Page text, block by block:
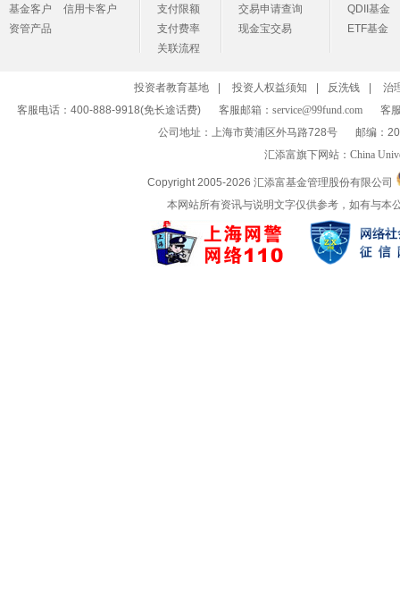
基金客户
信用卡客户
资管产品
支付限额
支付费率
关联流程
交易申请查询
现金宝交易
QDII基金
ETF基金
投资者教育基地 投资人权益须知 反洗钱
治
客服电话：400-888-9918(免长途话费)
客服邮箱：service@99fund.com
客
公司地址：上海市黄浦区外马路728号
邮编：
汇添富旗下网站：China
Copyright 2005-2026 汇添富基金管理股份有限公司
本网站所有资讯与说明文字仅供参考，如有与本